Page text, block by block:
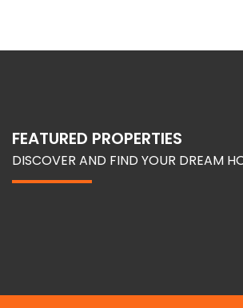
FEATURED PROPERTIES
DISCOVER AND FIND YOUR DREAM